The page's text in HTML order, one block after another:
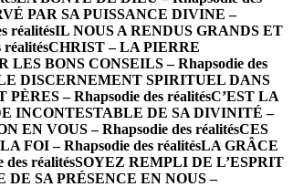
PAR SA PUISSANCE DIVINE –
réalitésIL NOUS A RENDUS GRANDS ET
CHRIST – LA PIERRE
BONS CONSEILS – Rhapsodie des
DISCERNEMENT SPIRITUEL DANS
– Rhapsodie des réalitésC’EST LA
INCONTESTABLE DE SA DIVINITÉ –
EN VOUS – Rhapsodie des réalitésCES
FOI – Rhapsodie des réalitésLA GRÂCE
réalitésSOYEZ REMPLI DE L’ESPRIT
DE SA PRÉSENCE EN NOUS –